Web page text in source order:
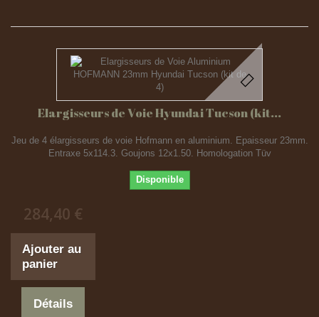
Elargisseurs de Voie Hyundai Tucson (kit...
Jeu de 4 élargisseurs de voie Hofmann en aluminium. Epaisseur 23mm.
Entraxe 5x114.3. Goujons 12x1.50. Homologation Tüv
Disponible
284,40 €
Ajouter au
panier
Détails